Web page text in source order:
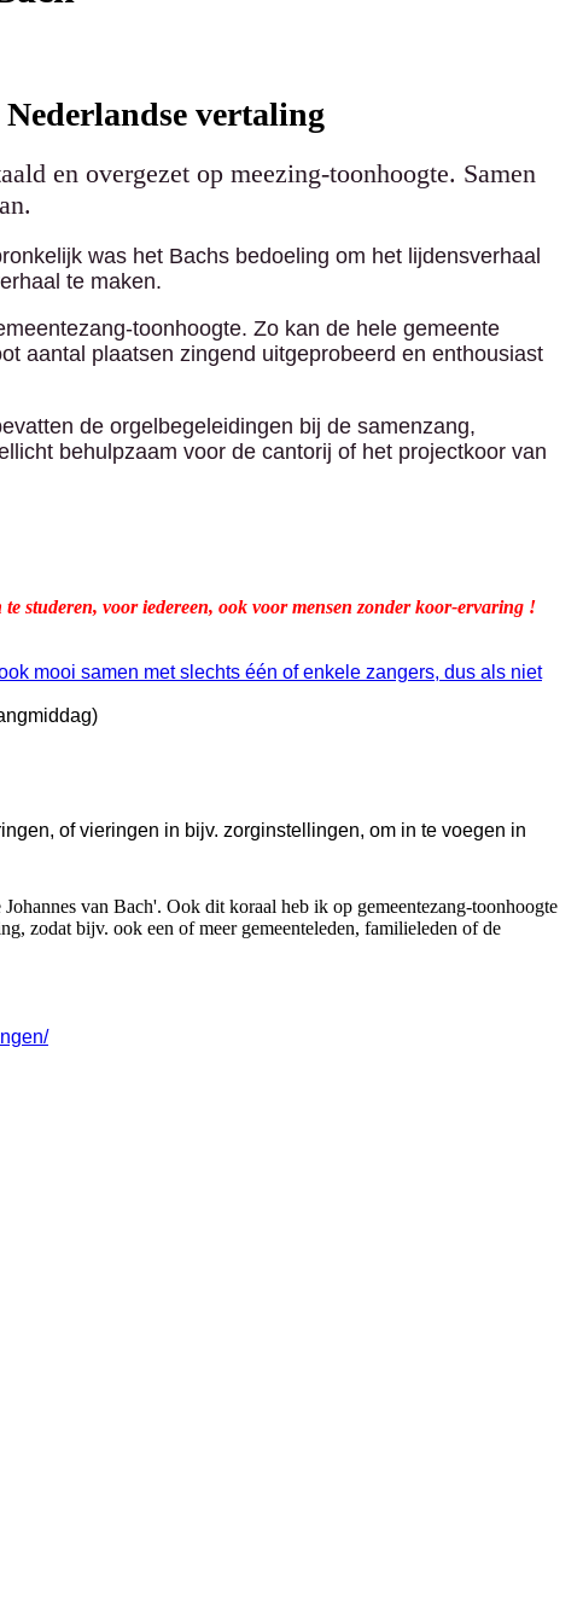
vertaling
en overgezet op meezing-toonhoogte. Samen
was het Bachs bedoeling om het lijdensverhaal
te maken.
toonhoogte. Zo kan de hele gemeente
aantal plaatsen zingend uitgeprobeerd en enthousiast
de orgelbegeleidingen bij de samenzang,
behulpzaam voor de cantorij of het projectkoor van
voor iedereen, ook voor mensen zonder koor-ervaring !
mooi samen met slechts één of enkele zangers, dus als niet
of vieringen in bijv. zorginstellingen, om in te voegen in
van Bach'. Ook dit koraal heb ik op gemeentezang-toonhoogte
zodat bijv. ook een of meer gemeenteleden, familieleden of de